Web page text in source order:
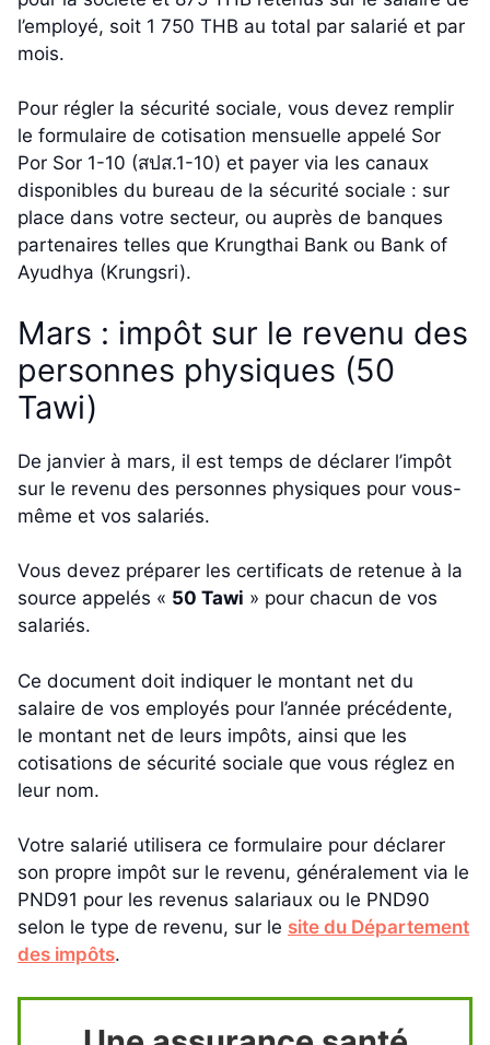
l’employé, soit 1 750 THB au total par salarié et par
mois.
Pour régler la sécurité sociale, vous devez remplir
le formulaire de cotisation mensuelle appelé Sor
Por Sor 1-10 (สปส.1-10) et payer via les canaux
disponibles du bureau de la sécurité sociale : sur
place dans votre secteur, ou auprès de banques
partenaires telles que Krungthai Bank ou Bank of
Ayudhya (Krungsri).
Mars : impôt sur le revenu des
personnes physiques (50
Tawi)
De janvier à mars, il est temps de déclarer l’impôt
sur le revenu des personnes physiques pour vous-
même et vos salariés.
Vous devez préparer les certificats de retenue à la
source appelés « 50 Tawi » pour chacun de vos
salariés.
Ce document doit indiquer le montant net du
salaire de vos employés pour l’année précédente,
le montant net de leurs impôts, ainsi que les
cotisations de sécurité sociale que vous réglez en
leur nom.
Votre salarié utilisera ce formulaire pour déclarer
son propre impôt sur le revenu, généralement via le
PND91 pour les revenus salariaux ou le PND90
selon le type de revenu, sur le site du Département
des impôts.